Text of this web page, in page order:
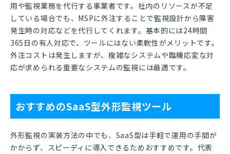
用や監視業務を代行する事業者です。社内のリソースが不足
している場合でも、MSPに外注することで監視設計から障害
発生時の対応などを代行してくれます。基本的には24時間
365日の有人対応で、ツールにはない柔軟性がメリットです。
外注コストは発生しますが、複雑なシステムや臨機応変な対
応が求められる重要なシステムの監視には最適です。
おすすめのSaaS型外形監視ツール
外形監視の実装方法の中でも、SaaS型は手軽で運用の手間が
かからず、スピーディに導入できるためおすすめです。代表